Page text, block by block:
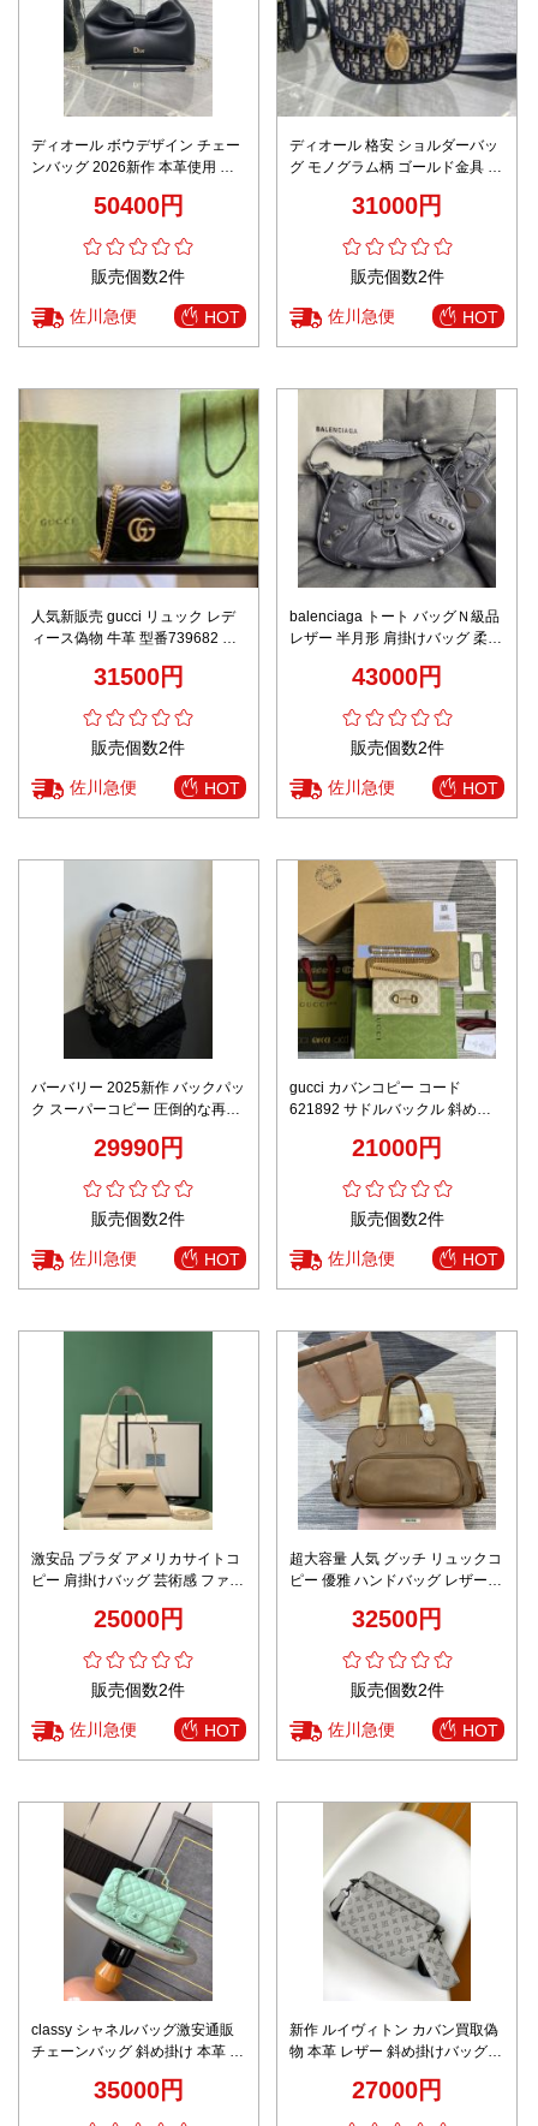
ディオール ボウデザイン チェー
ンバッグ 2026新作 本革使用 高
製 上質感 安心取引 発送保証 n級
50400円
販売個数2件
佐川急便 HOT
ディオール 格安 ショルダーバッ
グ モノグラム柄 ゴールド金具 高
31000円
販売個数2件
佐川急便 HOT
人気新販売 gucci リュック レデ
ィース偽物 牛革 型番739682 肩
レディース ブラック
31500円
販売個数2件
佐川急便 HOT
balenciaga トート バッグＮ級品
レザー 半月形 肩掛けバッグ 柔ら
43000円
販売個数2件
佐川急便 HOT
バーバリー 2025新作 バックパッ
ク スーパーコピー 圧倒的な再現
29990円
販売個数2件
佐川急便 HOT
gucci カバンコピー コード
621892 サドルバックル 斜め掛
柄 ベージュ色21000円
販売個数2件
佐川急便 HOT
激安品 プラダ アメリカサイトコ
ピー 肩掛けバッグ 芸術感 ファッ
1BD343 ベージュ色
25000円
販売個数2件
佐川急便 HOT
超大容量 人気 グッチ リュックコ
ピー 優雅 ハンドバッグ レザー
32500円
販売個数2件
佐川急便 HOT
classy シャネルバッグ激安通販
チェーンバッグ 斜め掛け 本革 優
35000円
新作 ルイヴィトン カバン買取偽
物 本革 レザー 斜め掛けバッグ
27000円